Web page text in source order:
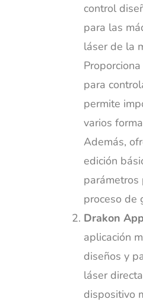
control
para las
láser de la
para
permite
varios
Además,
edición
parámetros
proceso de
Drakon
aplicación
diseños y
láser
dispositivo